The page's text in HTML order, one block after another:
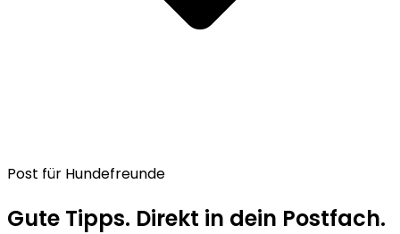
Post für Hundefreunde
Gute Tipps. Direkt in dein Postfach.